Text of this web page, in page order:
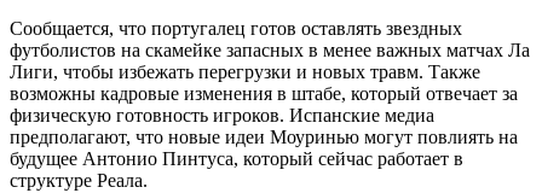
Сообщается, что португалец готов оставлять звездных
футболистов на скамейке запасных в менее важных матчах Ла
Лиги, чтобы избежать перегрузки и новых травм. Также
возможны кадровые изменения в штабе, который отвечает за
физическую готовность игроков. Испанские медиа
предполагают, что новые идеи Моуринью могут повлиять на
будущее Антонио Пинтуса, который сейчас работает в
структуре Реала.